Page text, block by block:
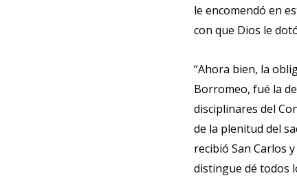
le encomendó en
con que Dios le
“Ahora bien, la
Borromeo, fué la
disciplinares del
de la plenitud del
recibió San Carlos
distingue dé todos